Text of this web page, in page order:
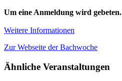
Um eine Anmeldung wird gebeten.
Weitere Informationen
Zur Webseite der Bachwoche
Ähnliche Veranstaltungen